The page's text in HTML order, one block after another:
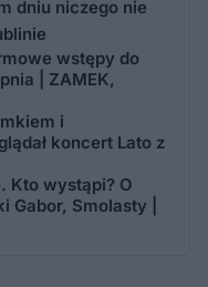
dniu niczego nie
wstępy do
| ZAMEK,
i
koncert Lato z
Kto wystąpi? O
Smolasty |